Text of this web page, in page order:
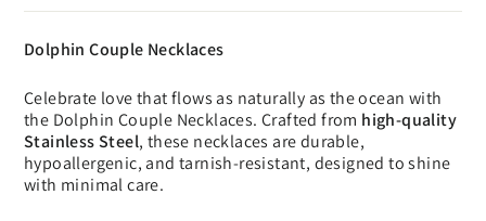
Dolphin Couple Necklaces
Celebrate love that flows as naturally as the ocean with
the Dolphin Couple Necklaces. Crafted from high-quality
Stainless Steel, these necklaces are durable,
hypoallergenic, and tarnish-resistant, designed to shine
with minimal care.